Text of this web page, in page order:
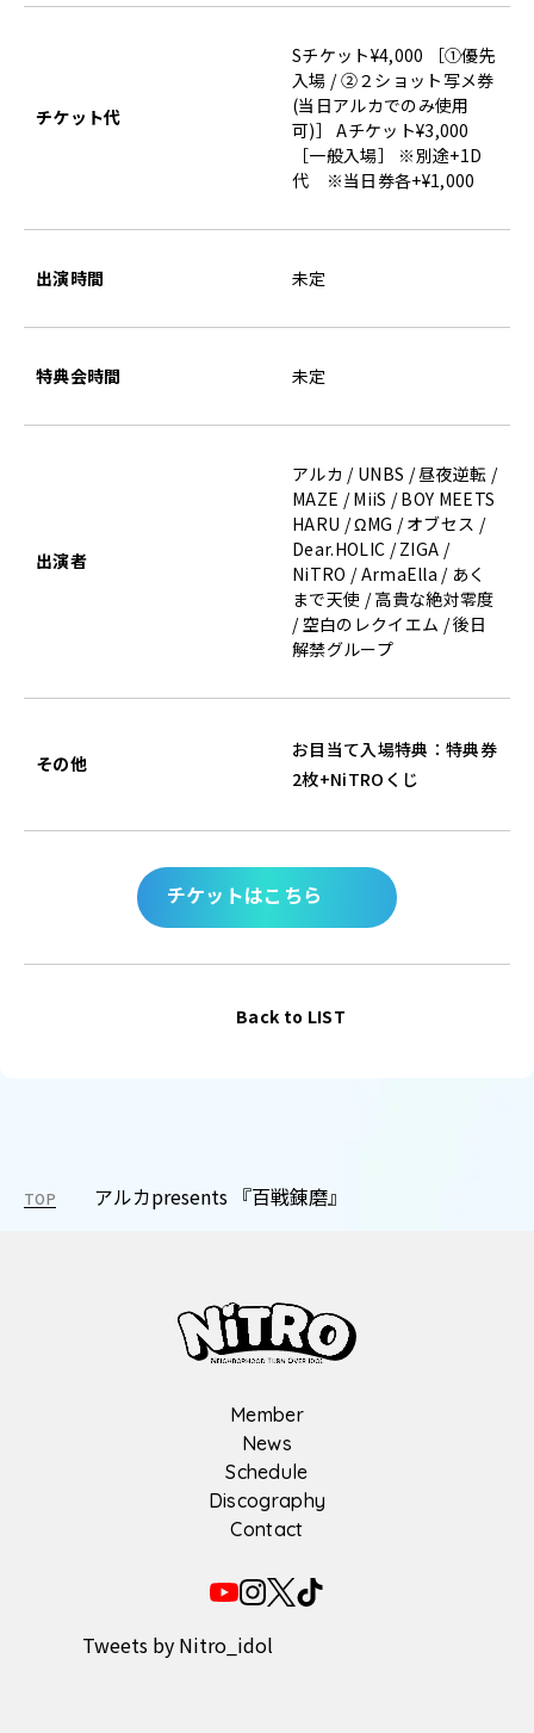
チケット代
Sチケット¥4,000 ［①優先
入場 / ②２ショット写メ券
(当日アルカでのみ使用
可)］ Aチケット¥3,000
［一般入場］ ※別途+1D
代 ※当日券各+¥1,000
出演時間 未定
特典会時間 未定
出演者
アルカ / UNBS / 昼夜逆転 /
MAZE / MiiS / BOY MEETS
HARU / ΩMG / オブセス /
Dear.HOLIC / ZIGA /
NiTRO / ArmaElla / あく
まで天使 / 高貴な絶対零度
/ 空白のレクイエム / 後日
解禁グループ
その他
お目当て入場特典：特典券
2枚+NiTROくじ
チケットはこちら
Back to LIST
TOP アルカpresents 『百戦錬磨』
Member
News
Schedule
Discography
Contact
Tweets by Nitro_idol